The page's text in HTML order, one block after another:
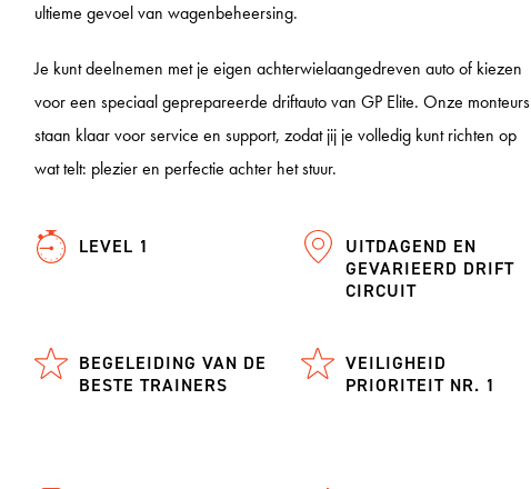
ultieme gevoel van wagenbeheersing.
Je kunt deelnemen met je eigen achterwielaangedreven auto of kiezen
voor een speciaal geprepareerde driftauto van GP Elite. Onze monteurs
staan klaar voor service en support, zodat jij je volledig kunt richten op
wat telt: plezier en perfectie achter het stuur.
LEVEL 1
UITDAGEND EN
GEVARIEERD DRIFT
CIRCUIT
BEGELEIDING VAN DE
BESTE TRAINERS
VEILIGHEID
PRIORITEIT NR. 1